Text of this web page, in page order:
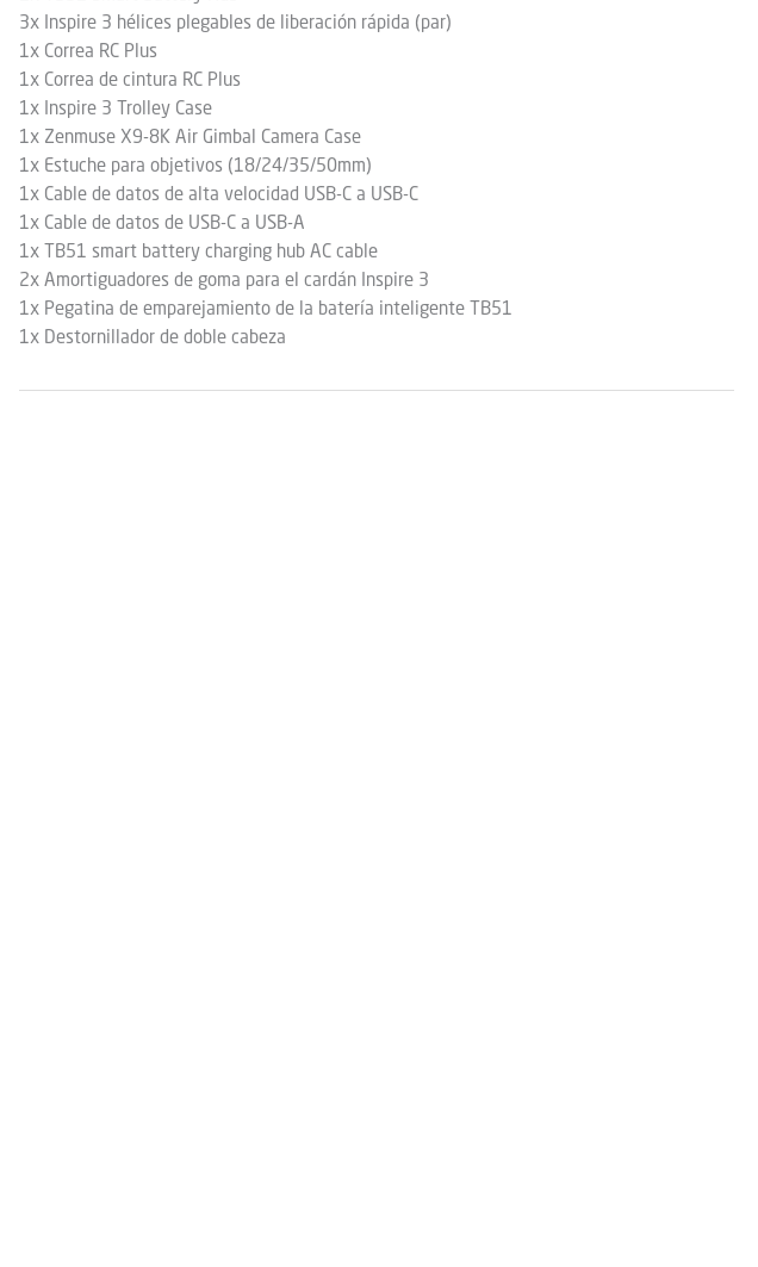
3x Inspire 3 hélices plegables de liberación rápida (par)
1x Correa RC Plus
1x Correa de cintura RC Plus
1x Inspire 3 Trolley Case
1x Zenmuse X9-8K Air Gimbal Camera Case
1x Estuche para objetivos (18/24/35/50mm)
1x Cable de datos de alta velocidad USB-C a USB-C
1x Cable de datos de USB-C a USB-A
1x TB51 smart battery charging hub AC cable
2x Amortiguadores de goma para el cardán Inspire 3
1x Pegatina de emparejamiento de la batería inteligente TB51
1x Destornillador de doble cabeza